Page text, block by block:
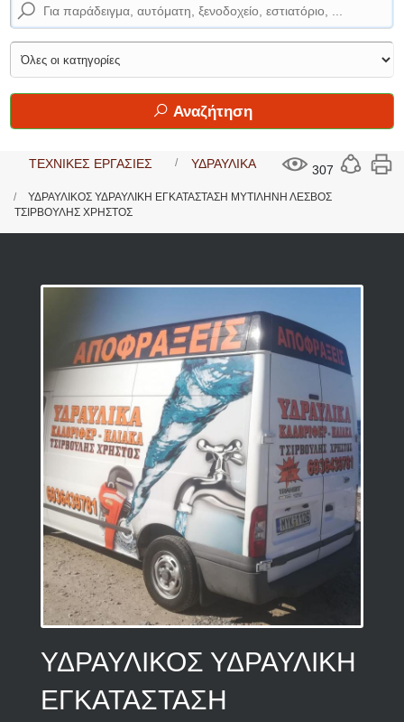
Αναζήτηση
307
ΤΕΧΝΙΚΕΣ ΕΡΓΑΣΙΕΣ ΥΔΡΑΥΛΙΚΑ
ΥΔΡΑΥΛΙΚΟΣ ΥΔΡΑΥΛΙΚΗ ΕΓΚΑΤΑΣΤΑΣΗ ΜΥΤΙΛΗΝΗ ΛΕΣΒΟΣ
ΤΣΙΡΒΟΥΛΗΣ ΧΡΗΣΤΟΣ
ΥΔΡΑΥΛΙΚΟΣ ΥΔΡΑΥΛΙΚΗ
ΕΓΚΑΤΑΣΤΑΣΗ